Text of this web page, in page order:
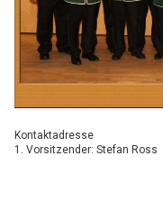
Kontaktadresse
1. Vorsitzender: Stefan